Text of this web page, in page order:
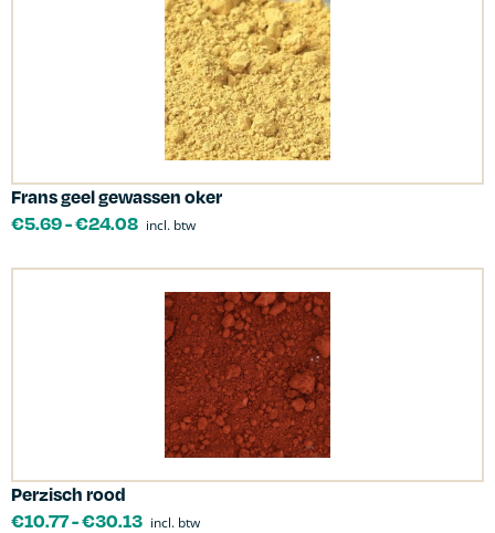
Frans geel gewassen oker
€5.69-€24.08 incl. btw
Perzisch rood
€10.77-€30.13 incl. btw